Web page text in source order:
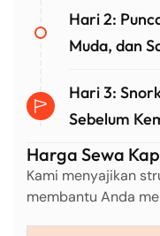
Hari 2:
Muda, dan
Hari 3:
Sebelum
Harga Sewa
Kami menyajikan
membantu Anda